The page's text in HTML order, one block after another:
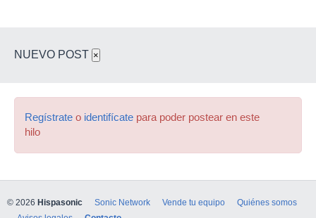
NUEVO POST ×
Regístrate o identifícate para poder postear en este
hilo
© 2026 Hispasonic Sonic Network Vende tu equipo
Quiénes somos